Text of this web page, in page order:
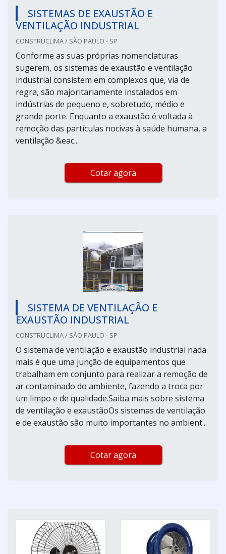
SISTEMAS DE EXAUSTÃO E
VENTILAÇÃO INDUSTRIAL
CONSTRUCLIMA / SÃO PAULO - SP
Conforme as suas próprias nomenclaturas
sugerem, os sistemas de exaustão e ventilação
industrial consistem em complexos que, via de
regra, são majoritariamente instalados em
indústrias de pequeno e, sobretudo, médio e
grande porte. Enquanto a exaustão é voltada à
remoção das partículas nocivas à saúde humana, a
ventilação &eac...
Cotar agora
SISTEMA DE VENTILAÇÃO E
EXAUSTÃO INDUSTRIAL
CONSTRUCLIMA / SÃO PAULO - SP
O sistema de ventilação e exaustão industrial nada
mais é que uma junção de equipamentos que
trabalham em conjunto para realizar a remoção de
ar contaminado do ambiente, fazendo a troca por
um limpo e de qualidade.Saiba mais sobre sistema
de ventilação e exaustãoOs sistemas de ventilação
e de exaustão são muito importantes no ambient...
Cotar agora